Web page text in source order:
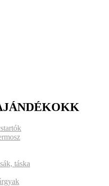
táska